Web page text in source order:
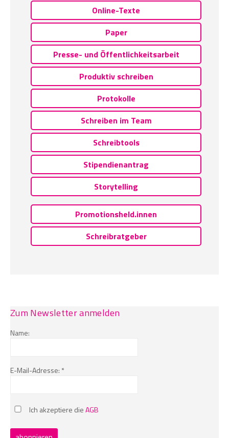
Online-Texte
Paper
Presse- und Öffentlichkeitsarbeit
Produktiv schreiben
Protokolle
Schreiben im Team
Schreibtools
Stipendienantrag
Storytelling
Promotionsheld.innen
Schreibratgeber
Zum Newsletter anmelden
Name:
E-Mail-Adresse: *
Ich akzeptiere dieAGB